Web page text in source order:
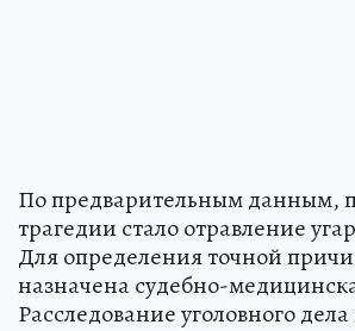
По предварительным данным,
трагедии стало отравление
Для определения точной
назначена судебно-
Расследование уголовного